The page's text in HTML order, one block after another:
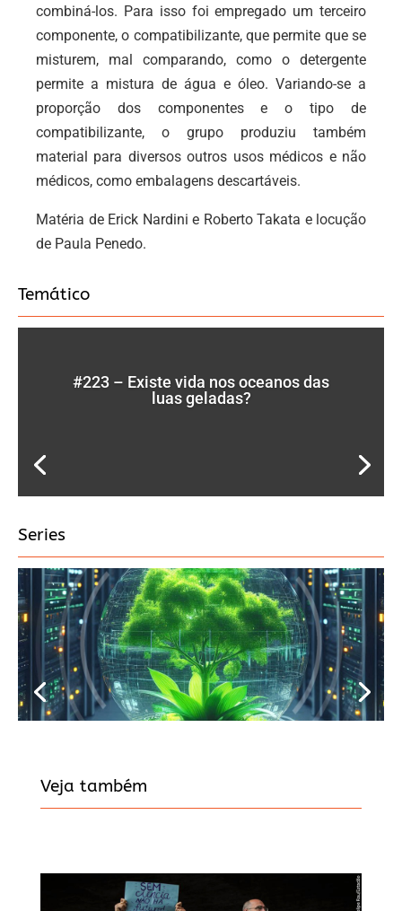
combiná-los. Para isso foi empregado um terceiro
componente, o compatibilizante, que permite que se
misturem, mal comparando, como o detergente
permite a mistura de água e óleo. Variando-se a
proporção dos componentes e o tipo de
compatibilizante, o grupo produziu também
material para diversos outros usos médicos e não
médicos, como embalagens descartáveis.
Matéria de Erick Nardini e Roberto Takata e locução
de Paula Penedo.
Temático
#223 – Existe vida nos oceanos das
luas geladas?
Series
Veja também